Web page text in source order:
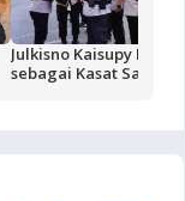
Julkisno Kaisupy Dilantik
sebagai Kasat Samapta